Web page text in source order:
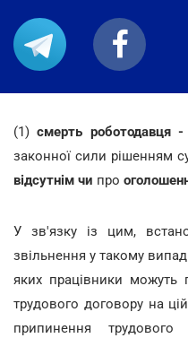
(1)смерть роботодавця -
законної сили рішенням
відсутнім чи про
У зв'язку із цим,
звільнення у такому
яких працівники можуть
трудового договору на
припинення